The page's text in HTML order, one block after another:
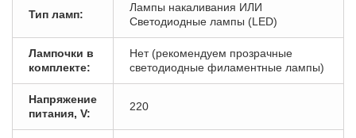
Тип ламп:
Лампы накаливания ИЛИ
Светодиодные лампы (LED)
Лампочки в
комплекте:
Нет (рекомендуем прозрачные
светодиодные филаментные лампы)
Напряжение
питания, V:
220